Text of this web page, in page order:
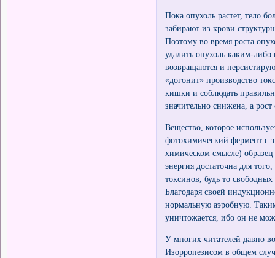
Пока опухоль растет, тело
забирают из крови
Поэтому во время роста
удалить опухоль каким-
возвращаются и
«догонит» производство
кишки и соблюдать
значительно снижена, а
Вещество, которое
фотохимический фермент с
химическом смысле)
энергия достаточна для
токсинов, будь то
Благодаря своей
нормальную аэробную.
уничтожается, ибо он не
У многих читателей давно
Изорропезисом в общем